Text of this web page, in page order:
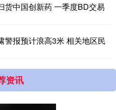
货中国创新药 一季度BD交易
警报预计浪高3米 相关地区民
资讯